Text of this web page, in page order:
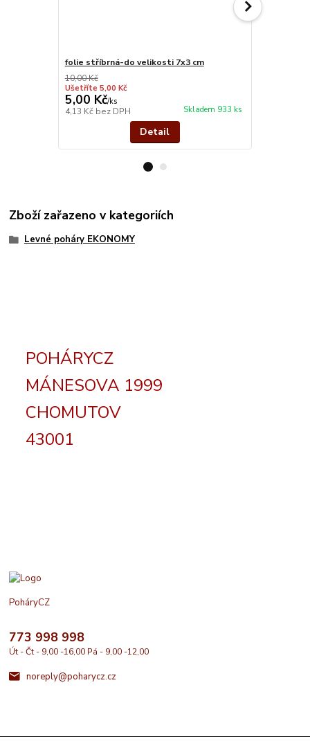
folie stříbrná-do velikosti 7x3 cm
10,00 Kč
Ušetříte 5,00 Kč
5,00 Kč/ks
4,13 Kč bez DPH Skladem 933 ks
Detail
Zboží zařazeno v kategoriích
Levné poháry EKONOMY
POHÁRYCZ
MÁNESOVA 1999
CHOMUTOV
43001
PoháryCZ
773 998 998
Út - Čt - 9,00 -16,00 Pá - 9,00 -12,00
noreply@poharycz.cz